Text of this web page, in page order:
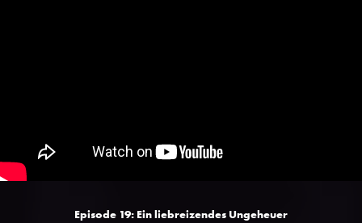
Episode 19: Ein liebreizendes Ungeheuer